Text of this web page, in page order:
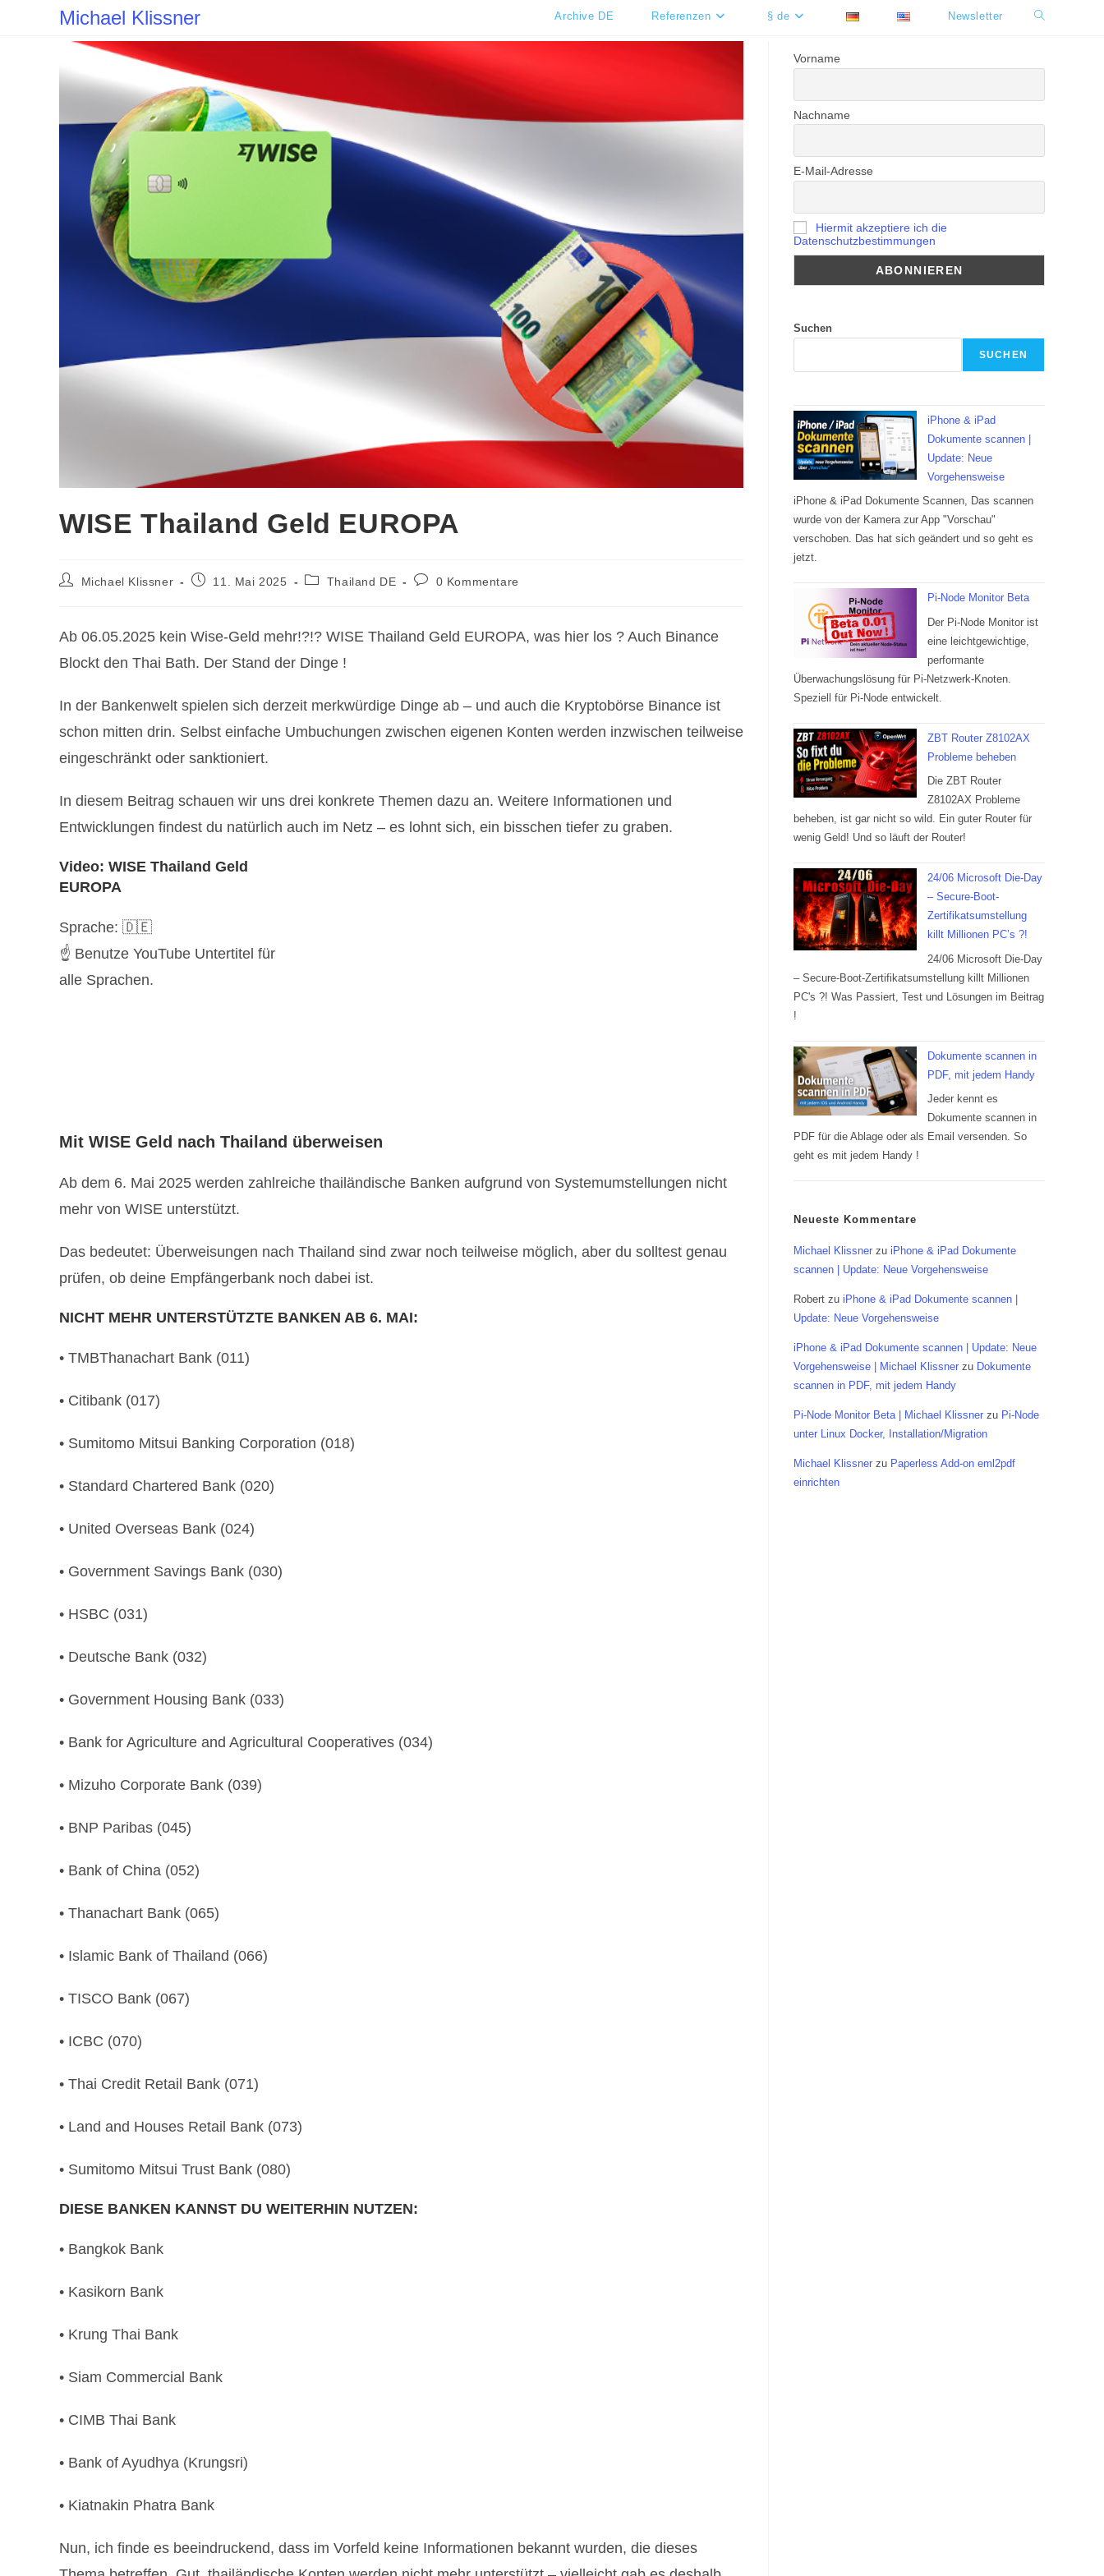
Michael Klissner Archive DE Referenzen § de Newsletter Website-
WISE Thailand Geld EUROPA
Beitrags-
Michael Klissner
Beitrag11. Mai 2025
Beitrags-
Thailand DE
Beitrags-
0 Kommentare
Ab 06.05.2025 kein Wise-Geld mehr!?!? WISE Thailand Geld EUROPA, was hier los ? Auch Binance
Blockt den Thai Bath. Der Stand der Dinge !
In der Bankenwelt spielen sich derzeit merkwürdige Dinge ab – und auch die Kryptobörse Binance ist
schon mitten drin. Selbst einfache Umbuchungen zwischen eigenen Konten werden inzwischen teilweise
eingeschränkt oder sanktioniert.
In diesem Beitrag schauen wir uns drei konkrete Themen dazu an. Weitere Informationen und
Entwicklungen findest du natürlich auch im Netz – es lohnt sich, ein bisschen tiefer zu graben.
Video: WISE Thailand Geld
EUROPA
Sprache: 🇩🇪
☝️ Benutze YouTube Untertitel für
alle Sprachen.
Mit WISE Geld nach Thailand überweisen
Ab dem 6. Mai 2025 werden zahlreiche thailändische Banken aufgrund von Systemumstellungen nicht
mehr von WISE unterstützt.
Das bedeutet: Überweisungen nach Thailand sind zwar noch teilweise möglich, aber du solltest genau
prüfen, ob deine Empfängerbank noch dabei ist.
NICHT MEHR UNTER­STÜTZTE BANKEN AB 6. MAI:
• TMBThanachart Bank (011)
• Citibank (017)
• Sum­it­o­mo Mit­sui Bank­ing Cor­po­ra­tion (018)
• Stan­dard Char­tered Bank (020)
• Unit­ed Over­seas Bank (024)
• Gov­ern­ment Sav­ings Bank (030)
• HSBC (031)
• Deutsche Bank (032)
• Gov­ern­ment Hous­ing Bank (033)
• Bank for Agri­cul­ture and Agri­cul­tur­al Coop­er­a­tives (034)
• Mizuho Cor­po­rate Bank (039)
• BNP Paribas (045)
• Bank of Chi­na (052)
• Thanachart Bank (065)
• Islam­ic Bank of Thai­land (066)
• TIS­CO Bank (067)
• ICBC (070)
• Thai Cred­it Retail Bank (071)
• Land and Hous­es Retail Bank (073)
• Sum­it­o­mo Mit­sui Trust Bank (080)
DIESE BANKEN KANNST DU WEIT­ER­HIN NUTZEN:
• Bangkok Bank
• Kasiko­rn Bank
• Krung Thai Bank
• Siam Com­mer­cial Bank
• CIMB Thai Bank
• Bank of Ayud­hya (Krungsri)
• Kiat­nakin Pha­tra Bank
Nun, ich finde es beeindruckend, dass im Vorfeld keine Informationen bekannt wurden, die dieses
Vorname
Nachname
E-Mail-Adresse
Hiermit akzeptiere ich die
Datenschutzbestimmungen
Suchen
SUCHEN
iPhone & iPad
Dokumente scannen |
Update: Neue
Vorgehensweise
iPhone & iPad Dokumente Scannen, Das scannen
wurde von der Kamera zur App "Vorschau"
verschoben. Das hat sich geändert und so geht es
jetzt.
Pi-Node Monitor Beta
Der Pi-Node Monitor ist
eine leichtgewichtige,
performante
Überwachungslösung für Pi-Netzwerk-Knoten.
Speziell für Pi-Node entwickelt.
ZBT Router Z8102AX
Probleme beheben
Die ZBT Router
Z8102AX Probleme
beheben, ist gar nicht so wild. Ein guter Router für
wenig Geld! Und so läuft der Router!
24/06 Microsoft Die-Day
– Secure-Boot-
Zertifikatsumstellung
killt Millionen PC’s ?!
24/06 Microsoft Die-Day
– Secure-Boot-Zertifikatsumstellung killt Millionen
PC's ?! Was Passiert, Test und Lösungen im Beitrag
!
Dokumente scannen in
PDF, mit jedem Handy
Jeder kennt es
Dokumente scannen in
PDF für die Ablage oder als Email versenden. So
geht es mit jedem Handy !
Neueste Kommentare
Michael Klissner zu iPhone & iPad Dokumente
scannen | Update: Neue Vorgehensweise
Robert zu iPhone & iPad Dokumente scannen |
Update: Neue Vorgehensweise
iPhone & iPad Dokumente scannen | Update: Neue
Vorgehensweise | Michael Klissner zu Dokumente
scannen in PDF, mit jedem Handy
Pi-Node Monitor Beta | Michael Klissner zu Pi-Node
unter Linux Docker, Installation/Migration
Michael Klissner zu Paperless Add-on eml2pdf
einrichten